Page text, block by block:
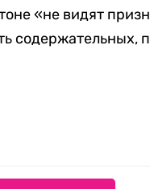
«не видят
содержательных,